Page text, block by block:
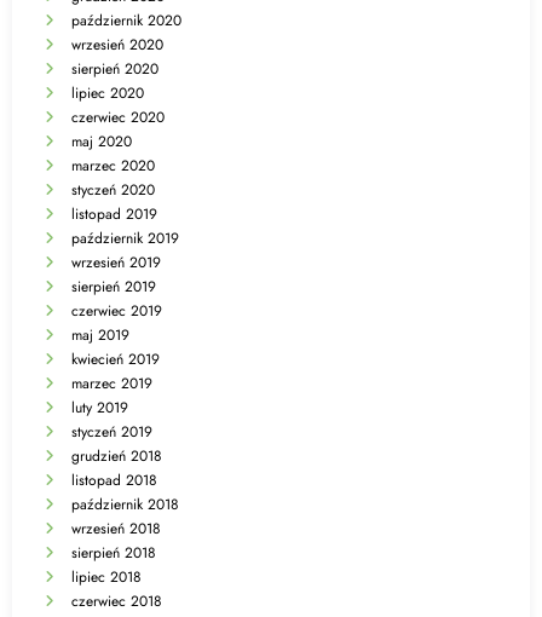
październik 2020
wrzesień 2020
sierpień 2020
lipiec 2020
czerwiec 2020
maj 2020
marzec 2020
styczeń 2020
listopad 2019
październik 2019
wrzesień 2019
sierpień 2019
czerwiec 2019
maj 2019
kwiecień 2019
marzec 2019
luty 2019
styczeń 2019
grudzień 2018
listopad 2018
październik 2018
wrzesień 2018
sierpień 2018
lipiec 2018
czerwiec 2018